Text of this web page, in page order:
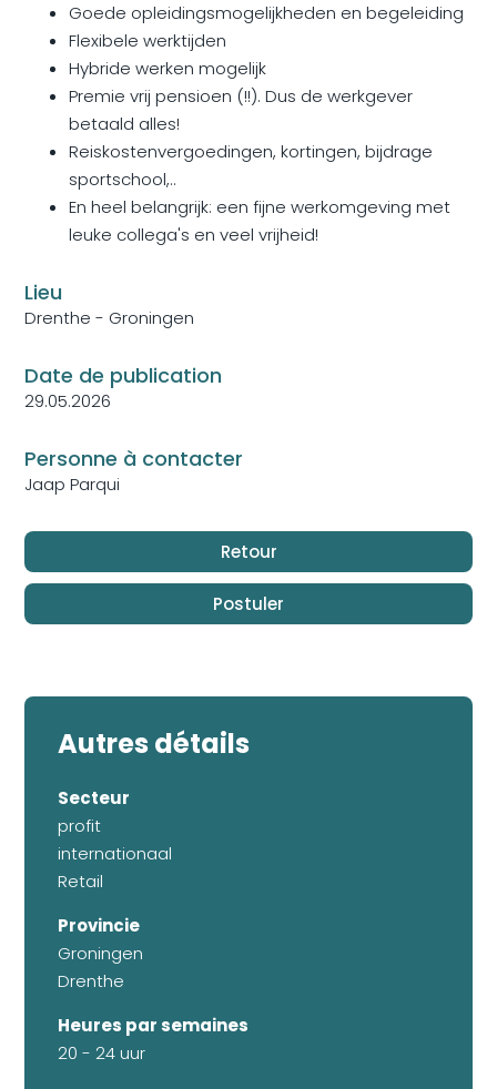
Goede opleidingsmogelijkheden en begeleiding
Flexibele werktijden
Hybride werken mogelijk
Premie vrij pensioen (!!). Dus de werkgever
betaald alles!
Reiskostenvergoedingen, kortingen, bijdrage
sportschool,..
En heel belangrijk: een fijne werkomgeving met
leuke collega's en veel vrijheid!
Lieu
Drenthe - Groningen
Date de publication
29.05.2026
Personne à contacter
Jaap Parqui
Autres détails
Secteur
profit
internationaal
Retail
Provincie
Groningen
Drenthe
Heures par semaines
20 - 24 uur